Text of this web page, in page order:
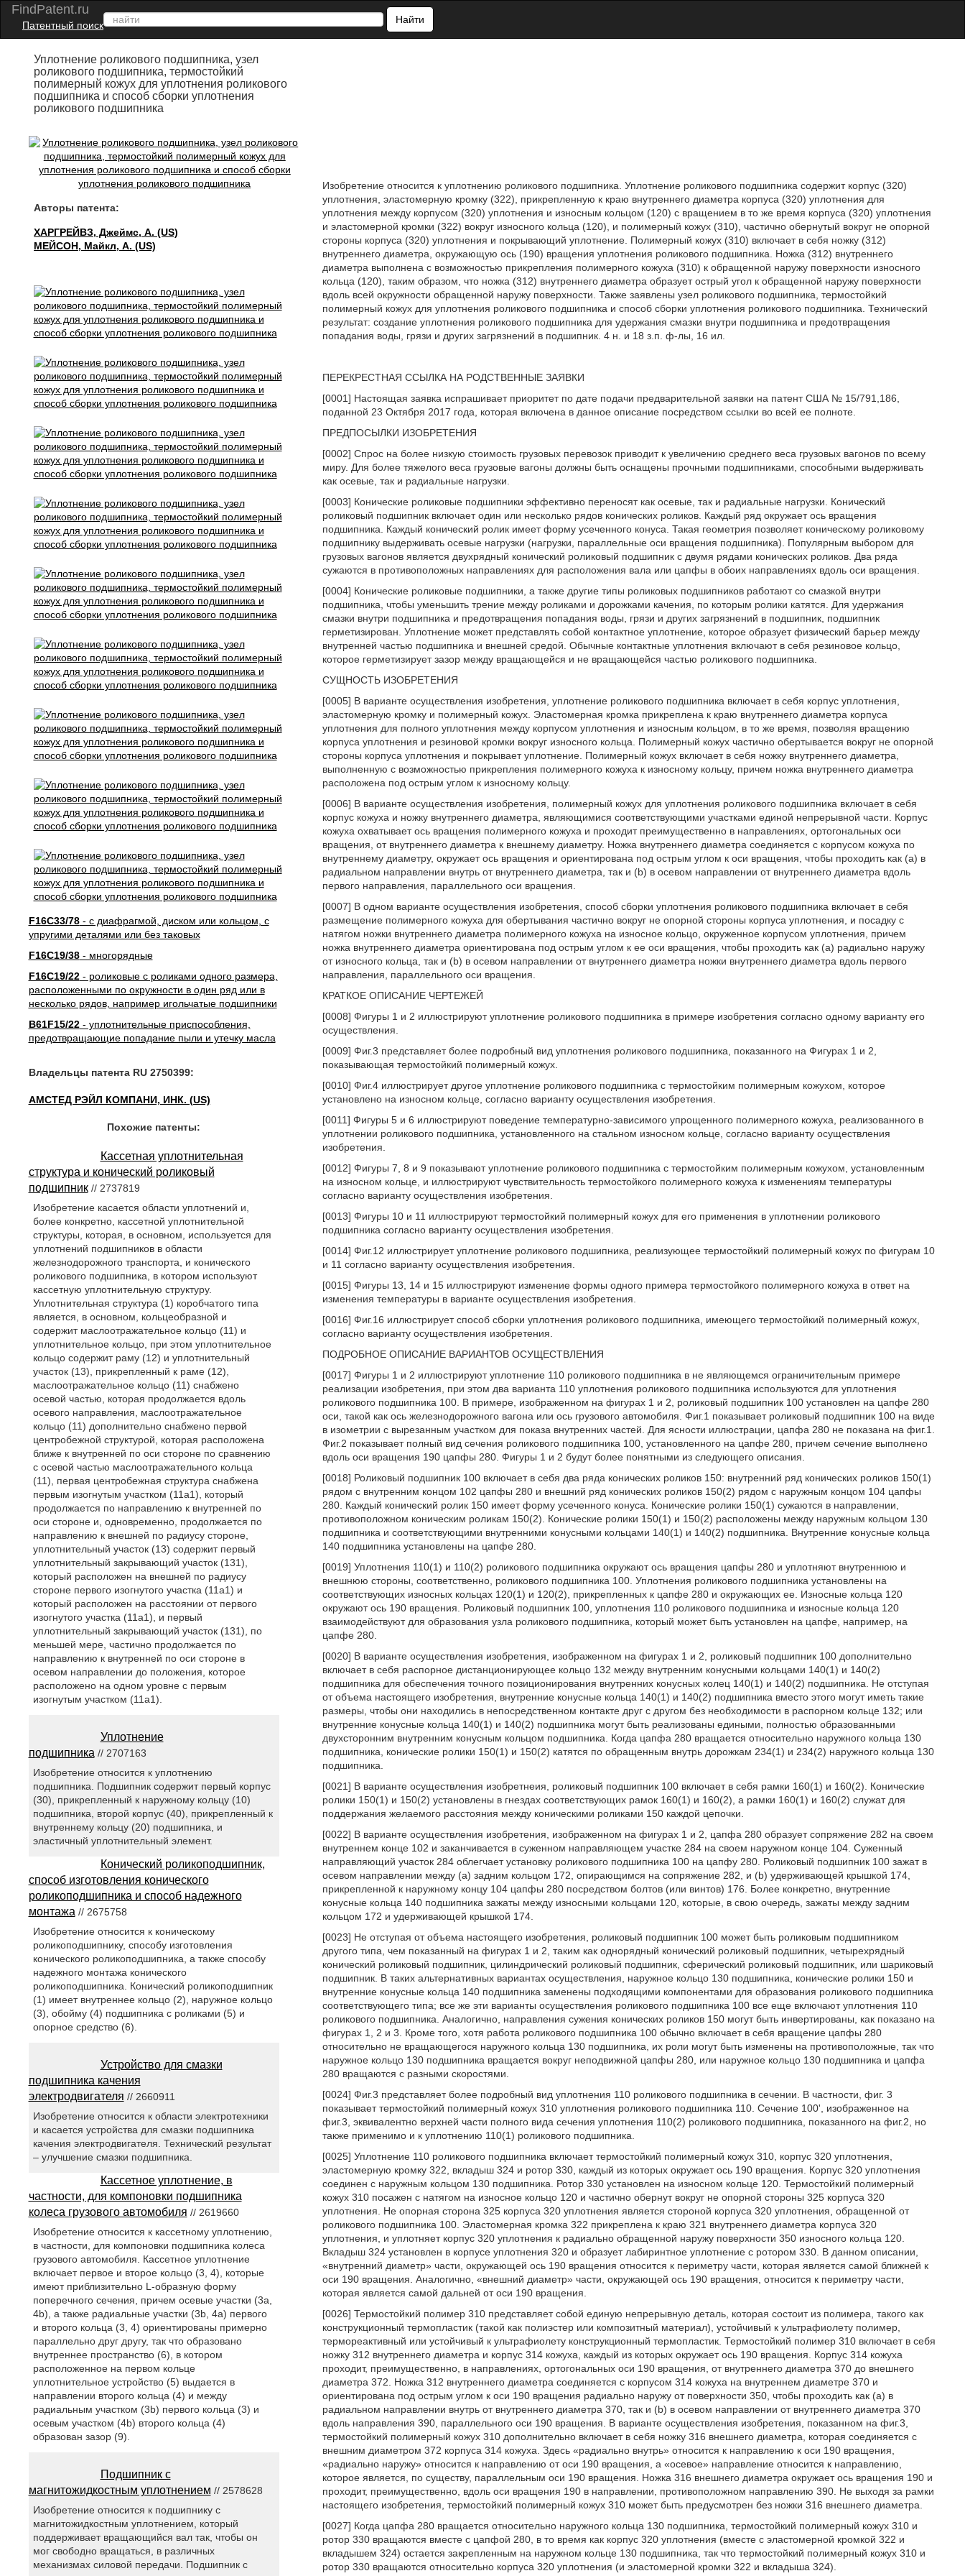
FindPatent.ru
Патентный поиск
Найти
Уплотнение роликового подшипника, узел
роликового подшипника, термостойкий
полимерный кожух для уплотнения роликового
подшипника и способ сборки уплотнения
роликового подшипника
Авторы патента:
ХАРГРЕЙВЗ, Джеймс, А. (US)
МЕЙСОН, Майкл, А. (US)
F16C33/78- с диафрагмой, диском или кольцом, с
упругими деталями или без таковых
F16C19/38- многорядные
F16C19/22- роликовые с роликами одного размера,
расположенными по окружности в один ряд или в
несколько рядов, например игольчатые подшипники
B61F15/22- уплотнительные приспособления,
предотвращающие попадание пыли и утечку масла
Владельцы патента RU 2750399:
АМСТЕД РЭЙЛ КОМПАНИ, ИНК. (US)
Изобретение относится к уплотнению роликового подшипника. Уплотнение роликового подшипника содержит корпус (320)
уплотнения, эластомерную кромку (322), прикрепленную к краю внутреннего диаметра корпуса (320) уплотнения для
уплотнения между корпусом (320) уплотнения и износным кольцом (120) с вращением в то же время корпуса (320) уплотнения
и эластомерной кромки (322) вокруг износного кольца (120), и полимерный кожух (310), частично обернутый вокруг не опорной
стороны корпуса (320) уплотнения и покрывающий уплотнение. Полимерный кожух (310) включает в себя ножку (312)
внутреннего диаметра, окружающую ось (190) вращения уплотнения роликового подшипника. Ножка (312) внутреннего
диаметра выполнена с возможностью прикрепления полимерного кожуха (310) к обращенной наружу поверхности износного
кольца (120), таким образом, что ножка (312) внутреннего диаметра образует острый угол к обращенной наружу поверхности
вдоль всей окружности обращенной наружу поверхности. Также заявлены узел роликового подшипника, термостойкий
полимерный кожух для уплотнения роликового подшипника и способ сборки уплотнения роликового подшипника. Технический
результат: создание уплотнения роликового подшипника для удержания смазки внутри подшипника и предотвращения
попадания воды, грязи и других загрязнений в подшипник. 4 н. и 18 з.п. ф-лы, 16 ил.
ПЕРЕКРЕСТНАЯ ССЫЛКА НА РОДСТВЕННЫЕ ЗАЯВКИ
[0001] Настоящая заявка испрашивает приоритет по дате подачи предварительной заявки на патент США № 15/791,186,
поданной 23 Октября 2017 года, которая включена в данное описание посредством ссылки во всей ее полноте.
ПРЕДПОСЫЛКИ ИЗОБРЕТЕНИЯ
[0002] Спрос на более низкую стоимость грузовых перевозок приводит к увеличению среднего веса грузовых вагонов по всему
миру. Для более тяжелого веса грузовые вагоны должны быть оснащены прочными подшипниками, способными выдерживать
как осевые, так и радиальные нагрузки.
[0003] Конические роликовые подшипники эффективно переносят как осевые, так и радиальные нагрузки. Конический
роликовый подшипник включает один или несколько рядов конических роликов. Каждый ряд окружает ось вращения
подшипника. Каждый конический ролик имеет форму усеченного конуса. Такая геометрия позволяет коническому роликовому
подшипнику выдерживать осевые нагрузки (нагрузки, параллельные оси вращения подшипника). Популярным выбором для
грузовых вагонов является двухрядный конический роликовый подшипник с двумя рядами конических роликов. Два ряда
сужаются в противоположных направлениях для расположения вала или цапфы в обоих направлениях вдоль оси вращения.
[0004] Конические роликовые подшипники, а также другие типы роликовых подшипников работают со смазкой внутри
подшипника, чтобы уменьшить трение между роликами и дорожками качения, по которым ролики катятся. Для удержания
смазки внутри подшипника и предотвращения попадания воды, грязи и других загрязнений в подшипник, подшипник
герметизирован. Уплотнение может представлять собой контактное уплотнение, которое образует физический барьер между
внутренней частью подшипника и внешней средой. Обычные контактные уплотнения включают в себя резиновое кольцо,
которое герметизирует зазор между вращающейся и не вращающейся частью роликового подшипника.
СУЩНОСТЬ ИЗОБРЕТЕНИЯ
[0005] В варианте осуществления изобретения, уплотнение роликового подшипника включает в себя корпус уплотнения,
эластомерную кромку и полимерный кожух. Эластомерная кромка прикреплена к краю внутреннего диаметра корпуса
уплотнения для полного уплотнения между корпусом уплотнения и износным кольцом, в то же время, позволяя вращению
корпуса уплотнения и резиновой кромки вокруг износного кольца. Полимерный кожух частично обертывается вокруг не опорной
стороны корпуса уплотнения и покрывает уплотнение. Полимерный кожух включает в себя ножку внутреннего диаметра,
выполненную с возможностью прикрепления полимерного кожуха к износному кольцу, причем ножка внутреннего диаметра
расположена под острым углом к износному кольцу.
[0006] В варианте осуществления изобретения, полимерный кожух для уплотнения роликового подшипника включает в себя
корпус кожуха и ножку внутреннего диаметра, являющимися соответствующими участками единой непрерывной части. Корпус
кожуха охватывает ось вращения полимерного кожуха и проходит преимущественно в направлениях, ортогональных оси
вращения, от внутреннего диаметра к внешнему диаметру. Ножка внутреннего диаметра соединяется с корпусом кожуха по
внутреннему диаметру, окружает ось вращения и ориентирована под острым углом к оси вращения, чтобы проходить как (а) в
радиальном направлении внутрь от внутреннего диаметра, так и (b) в осевом направлении от внутреннего диаметра вдоль
первого направления, параллельного оси вращения.
[0007] В одном варианте осуществления изобретения, способ сборки уплотнения роликового подшипника включает в себя
размещение полимерного кожуха для обертывания частично вокруг не опорной стороны корпуса уплотнения, и посадку с
натягом ножки внутреннего диаметра полимерного кожуха на износное кольцо, окруженное корпусом уплотнения, причем
ножка внутреннего диаметра ориентирована под острым углом к ее оси вращения, чтобы проходить как (а) радиально наружу
от износного кольца, так и (b) в осевом направлении от внутреннего диаметра ножки внутреннего диаметра вдоль первого
направления, параллельного оси вращения.
КРАТКОЕ ОПИСАНИЕ ЧЕРТЕЖЕЙ
[0008] Фигуры 1 и 2 иллюстрируют уплотнение роликового подшипника в примере изобретения согласно одному варианту его
осуществления.
[0009] Фиг.3 представляет более подробный вид уплотнения роликового подшипника, показанного на Фигурах 1 и 2,
показывающая термостойкий полимерный кожух.
[0010] Фиг.4 иллюстрирует другое уплотнение роликового подшипника с термостойким полимерным кожухом, которое
установлено на износном кольце, согласно варианту осуществления изобретения.
[0011] Фигуры 5 и 6 иллюстрируют поведение температурно-зависимого упрощенного полимерного кожуха, реализованного в
уплотнении роликового подшипника, установленного на стальном износном кольце, согласно варианту осуществления
изобретения.
[0012] Фигуры 7, 8 и 9 показывают уплотнение роликового подшипника с термостойким полимерным кожухом, установленным
на износном кольце, и иллюстрируют чувствительность термостойкого полимерного кожуха к изменениям температуры
согласно варианту осуществления изобретения.
[0013] Фигуры 10 и 11 иллюстрируют термостойкий полимерный кожух для его применения в уплотнении роликового
подшипника согласно варианту осуществления изобретения.
[0014] Фиг.12 иллюстрирует уплотнение роликового подшипника, реализующее термостойкий полимерный кожух по фигурам 10
и 11 согласно варианту осуществления изобретения.
[0015] Фигуры 13, 14 и 15 иллюстрируют изменение формы одного примера термостойкого полимерного кожуха в ответ на
изменения температуры в варианте осуществления изобретения.
[0016] Фиг.16 иллюстрирует способ сборки уплотнения роликового подшипника, имеющего термостойкий полимерный кожух,
согласно варианту осуществления изобретения.
ПОДРОБНОЕ ОПИСАНИЕ ВАРИАНТОВ ОСУЩЕСТВЛЕНИЯ
[0017] Фигуры 1 и 2 иллюстрируют уплотнение 110 роликового подшипника в не являющемся ограничительным примере
реализации изобретения, при этом два варианта 110 уплотнения роликового подшипника используются для уплотнения
роликового подшипника 100. В примере, изображенном на фигурах 1 и 2, роликовый подшипник 100 установлен на цапфе 280
оси, такой как ось железнодорожного вагона или ось грузового автомобиля. Фиг.1 показывает роликовый подшипник 100 на виде
в изометрии с вырезанным участком для показа внутренних частей. Для ясности иллюстрации, цапфа 280 не показана на фиг.1.
Фиг.2 показывает полный вид сечения роликового подшипника 100, установленного на цапфе 280, причем сечение выполнено
вдоль оси вращения 190 цапфы 280. Фигуры 1 и 2 будут более понятными из следующего описания.
[0018] Роликовый подшипник 100 включает в себя два ряда конических роликов 150: внутренний ряд конических роликов 150(1)
рядом с внутренним концом 102 цапфы 280 и внешний ряд конических роликов 150(2) рядом с наружным концом 104 цапфы
280. Каждый конический ролик 150 имеет форму усеченного конуса. Конические ролики 150(1) сужаются в направлении,
противоположном коническим роликам 150(2). Конические ролики 150(1) и 150(2) расположены между наружным кольцом 130
подшипника и соответствующими внутренними конусными кольцами 140(1) и 140(2) подшипника. Внутренние конусные кольца
140 подшипника установлены на цапфе 280.
[0019] Уплотнения 110(1) и 110(2) роликового подшипника окружают ось вращения цапфы 280 и уплотняют внутреннюю и
внешнюю стороны, соответственно, роликового подшипника 100. Уплотнения роликового подшипника установлены на
соответствующих износных кольцах 120(1) и 120(2), прикрепленных к цапфе 280 и окружающих ее. Износные кольца 120
окружают ось 190 вращения. Роликовый подшипник 100, уплотнения 110 роликового подшипника и износные кольца 120
взаимодействуют для образования узла роликового подшипника, который может быть установлен на цапфе, например, на
цапфе 280.
[0020] В варианте осуществления изобретения, изображенном на фигурах 1 и 2, роликовый подшипник 100 дополнительно
включает в себя распорное дистанционирующее кольцо 132 между внутренним конусными кольцами 140(1) и 140(2)
подшипника для обеспечения точного позиционирования внутренних конусных колец 140(1) и 140(2) подшипника. Не отступая
от объема настоящего изобретения, внутренние конусные кольца 140(1) и 140(2) подшипника вместо этого могут иметь такие
размеры, чтобы они находились в непосредственном контакте друг с другом без необходимости в распорном кольце 132; или
внутренние конусные кольца 140(1) и 140(2) подшипника могут быть реализованы едиными, полностью образованными
двухсторонним внутренним конусным кольцом подшипника. Когда цапфа 280 вращается относительно наружного кольца 130
подшипника, конические ролики 150(1) и 150(2) катятся по обращенным внутрь дорожкам 234(1) и 234(2) наружного кольца 130
подшипника.
[0021] В варианте осуществления изобретнеия, роликовый подшипник 100 включает в себя рамки 160(1) и 160(2). Конические
ролики 150(1) и 150(2) установлены в гнездах соответствующих рамок 160(1) и 160(2), а рамки 160(1) и 160(2) служат для
поддержания желаемого расстояния между коническими роликами 150 каждой цепочки.
[0022] В варианте осуществления изобретения, изображенном на фигурах 1 и 2, цапфа 280 образует сопряжение 282 на своем
внутреннем конце 102 и заканчивается в суженном направляющем участке 284 на своем наружном конце 104. Суженный
направляющий участок 284 облегчает установку роликового подшипника 100 на цапфу 280. Роликовый подшипник 100 зажат в
осевом направлении между (а) задним кольцом 172, опирающимся на сопряжение 282, и (b) удерживающей крышкой 174,
прикрепленной к наружному концу 104 цапфы 280 посредством болтов (или винтов) 176. Более конкретно, внутренние
конусные кольца 140 подшипника зажаты между износными кольцами 120, которые, в свою очередь, зажаты между задним
кольцом 172 и удерживающей крышкой 174.
[0023] Не отступая от объема настоящего изобретения, роликовый подшипник 100 может быть роликовым подшипником
другого типа, чем показанный на фигурах 1 и 2, таким как однорядный конический роликовый подшипник, четырехрядный
конический роликовый подшипник, цилиндрический роликовый подшипник, сферический роликовый подшипник, или шариковый
подшипник. В таких альтернативных вариантах осуществления, наружное кольцо 130 подшипника, конические ролики 150 и
внутренние конусные кольца 140 подшипника заменены подходящими компонентами для образования роликового подшипника
соответствующего типа; все же эти варианты осуществления роликового подшипника 100 все еще включают уплотнения 110
роликового подшипника. Аналогично, направления сужения конических роликов 150 могут быть инвертированы, как показано на
фигурах 1, 2 и 3. Кроме того, хотя работа роликового подшипника 100 обычно включает в себя вращение цапфы 280
относительно не вращающегося наружного кольца 130 подшипника, их роли могут быть изменены на противоположные, так что
наружное кольцо 130 подшипника вращается вокруг неподвижной цапфы 280, или наружное кольцо 130 подшипника и цапфа
280 вращаются с разными скоростями.
[0024] Фиг.3 представляет более подробный вид уплотнения 110 роликового подшипника в сечении. В частности, фиг. 3
показывает термостойкий полимерный кожух 310 уплотнения роликового подшипника 110. Сечение 100', изображенное на
фиг.3, эквивалентно верхней части полного вида сечения уплотнения 110(2) роликового подшипника, показанного на фиг.2, но
также применимо и к уплотнению 110(1) роликового подшипника.
[0025] Уплотнение 110 роликового подшипника включает термостойкий полимерный кожух 310, корпус 320 уплотнения,
эластомерную кромку 322, вкладыш 324 и ротор 330, каждый из которых окружает ось 190 вращения. Корпус 320 уплотнения
соединен с наружным кольцом 130 подшипника. Ротор 330 установлен на износном кольце 120. Термостойкий полимерный
кожух 310 посажен с натягом на износное кольцо 120 и частично обернут вокруг не опорной стороны 325 корпуса 320
уплотнения. Не опорная сторона 325 корпуса 320 уплотнения является стороной корпуса 320 уплотнения, обращенной от
роликового подшипника 100. Эластомерная кромка 322 прикреплена к краю 321 внутреннего диаметра корпуса 320
уплотнения, и уплотняет корпус 320 уплотнения к радиально обращенной наружу поверхности 350 износного кольца 120.
Вкладыш 324 установлен в корпусе уплотнения 320 и образует лабиринтное уплотнение с ротором 330. В данном описании,
«внутренний диаметр» части, окружающей ось 190 вращения относится к периметру части, которая является самой ближней к
оси 190 вращения. Аналогично, «внешний диаметр» части, окружающей ось 190 вращения, относится к периметру части,
которая является самой дальней от оси 190 вращения.
[0026] Термостойкий полимер 310 представляет собой единую непрерывную деталь, которая состоит из полимера, такого как
конструкционный термопластик (такой как полиэстер или композитный материал), устойчивый к ультрафиолету полимер,
термореактивный или устойчивый к ультрафиолету конструкционный термопластик. Термостойкий полимер 310 включает в себя
ножку 312 внутреннего диаметра и корпус 314 кожуха, каждый из которых окружает ось 190 вращения. Корпус 314 кожуха
проходит, преимущественно, в направлениях, ортогональных оси 190 вращения, от внутреннего диаметра 370 до внешнего
диаметра 372. Ножка 312 внутреннего диаметра соединяется с корпусом 314 кожуха на внутреннем диаметре 370 и
ориентирована под острым углом к оси 190 вращения радиально наружу от поверхности 350, чтобы проходить как (а) в
радиальном направлении внутрь от внутреннего диаметра 370, так и (b) в осевом направлении от внутреннего диаметра 370
вдоль направления 390, параллельного оси 190 вращения. В варианте осуществления изобретения, показанном на фиг.3,
термостойкий полимерный кожух 310 дополнительно включает в себя ножку 316 внешнего диаметра, которая соединяется с
внешним диаметром 372 корпуса 314 кожуха. Здесь «радиально внутрь» относится к направлению к оси 190 вращения,
«радиально наружу» относится к направлению от оси 190 вращения, а «осевое» направление относится к направлению,
которое является, по существу, параллельным оси 190 вращения. Ножка 316 внешнего диаметра окружает ось вращения 190 и
проходит, преимущественно, вдоль оси вращения 190 в направлении, противоположном направлению 390. Не выходя за рамки
настоящего изобретения, термостойкий полимерный кожух 310 может быть предусмотрен без ножки 316 внешнего диаметра.
[0027] Когда цапфа 280 вращается относительно наружного кольца 130 подшипника, термостойкий полимерный кожух 310 и
ротор 330 вращаются вместе с цапфой 280, в то время как корпус 320 уплотнения (вместе с эластомерной кромкой 322 и
вкладышем 324) остается закрепленным на наружном кольце 130 подшипника, так что термостойкий полимерный кожух 310 и
ротор 330 вращаются относительно корпуса 320 уплотнения (и эластомерной кромки 322 и вкладыша 324).
Похожие патенты:
Кассетная уплотнительная
структура и конический роликовый
подшипник// 2737819
Изобретение касается области уплотнений и,
более конкретно, кассетной уплотнительной
структуры, которая, в основном, используется для
уплотнений подшипников в области
железнодорожного транспорта, и конического
роликового подшипника, в котором используют
кассетную уплотнительную структуру.
Уплотнительная структура (1) коробчатого типа
является, в основном, кольцеобразной и
содержит маслоотражательное кольцо (11) и
уплотнительное кольцо, при этом уплотнительное
кольцо содержит раму (12) и уплотнительный
участок (13), прикрепленный к раме (12),
маслоотражательное кольцо (11) снабжено
осевой частью, которая продолжается вдоль
осевого направления, маслоотражательное
кольцо (11) дополнительно снабжено первой
центробежной структурой, которая расположена
ближе к внутренней по оси стороне по сравнению
с осевой частью маслоотражательного кольца
(11), первая центробежная структура снабжена
первым изогнутым участком (11а1), который
продолжается по направлению к внутренней по
оси стороне и, одновременно, продолжается по
направлению к внешней по радиусу стороне,
уплотнительный участок (13) содержит первый
уплотнительный закрывающий участок (131),
который расположен на внешней по радиусу
стороне первого изогнутого участка (11а1) и
который расположен на расстоянии от первого
изогнутого участка (11а1), и первый
уплотнительный закрывающий участок (131), по
меньшей мере, частично продолжается по
направлению к внутренней по оси стороне в
осевом направлении до положения, которое
расположено на одном уровне с первым
изогнутым участком (11а1).
Уплотнение
подшипника // 2707163
Изобретение относится к уплотнению
подшипника. Подшипник содержит первый корпус
(30), прикрепленный к наружному кольцу (10)
подшипника, второй корпус (40), прикрепленный к
внутреннему кольцу (20) подшипника, и
эластичный уплотнительный элемент.
Конический роликоподшипник,
способ изготовления конического
роликоподшипника и способ надежного
монтажа // 2675758
Изобретение относится к коническому
роликоподшипнику, способу изготовления
конического роликоподшипника, а также способу
надежного монтажа конического
роликоподшипника. Конический роликоподшипник
(1) имеет внутреннее кольцо (2), наружное кольцо
(3), обойму (4) подшипника с роликами (5) и
опорное средство (6).
Устройство для смазки
подшипника качения
электродвигателя // 2660911
Изобретение относится к области электротехники
и касается устройства для смазки подшипника
качения электродвигателя. Технический результат
– улучшение смазки подшипника.
Кассетное уплотнение, в
частности, для компоновки подшипника
колеса грузового автомобиля // 2619660
Изобретение относится к кассетному уплотнению,
в частности, для компоновки подшипника колеса
грузового автомобиля. Кассетное уплотнение
включает первое и второе кольцо (3, 4), которые
имеют приблизительно L-образную форму
поперечного сечения, причем осевые участки (3a,
4b), а также радиальные участки (3b, 4а) первого
и второго кольца (3, 4) ориентированы примерно
параллельно друг другу, так что образовано
внутреннее пространство (6), в котором
расположенное на первом кольце
уплотнительное устройство (5) выдается в
направлении второго кольца (4) и между
радиальным участком (3b) первого кольца (3) и
осевым участком (4b) второго кольца (4)
образован зазор (9).
Подшипник с
магнитожидкостным уплотнением // 2578628
Изобретение относится к подшипнику с
магнитожидкостным уплотнением, который
поддерживает вращающийся вал так, чтобы он
мог свободно вращаться, в различных
механизмах силовой передачи. Подшипник с